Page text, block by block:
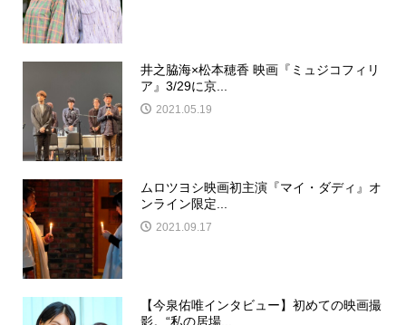
井之脇海×松本穂香 映画『ミュジコフィリ
ア』3/29に京...
2021.05.19
ムロツヨシ映画初主演『マイ・ダディ』オ
ンライン限定...
2021.09.17
【今泉佑唯インタビュー】初めての映画撮
影。“私の居場...